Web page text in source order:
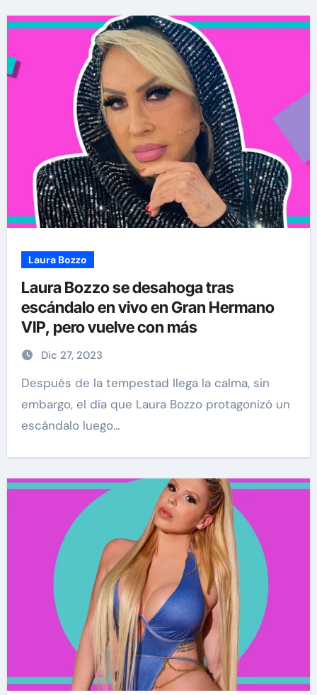
Laura Bozzo
Laura Bozzo se desahoga tras
escándalo en vivo en Gran Hermano
VIP, pero vuelve con más
Dic 27, 2023
Después de la tempestad llega la calma, sin
embargo, el día que Laura Bozzo protagonizó un
escándalo luego…